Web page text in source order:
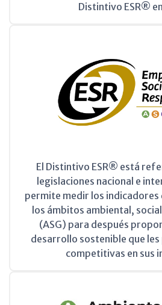
Distintivo ESR®
El Distintivo ESR® está
legislaciones nacional e
permite medir los indicadores
los ámbitos ambiental,
(ASG) para después
desarrollo sostenible que
competitivas en sus